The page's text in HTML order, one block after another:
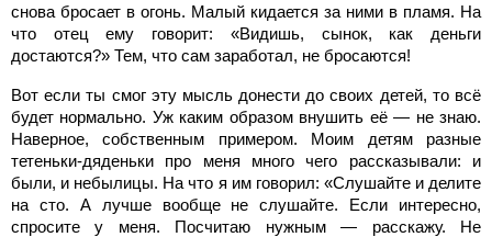
снова бросает в огонь. Малый кидается за ними в пламя. На
что отец ему говорит: «Видишь, сынок, как деньги
достаются?» Тем, что сам заработал, не бросаются!
Вот если ты смог эту мысль донести до своих детей, то всё
будет нормально. Уж каким образом внушить её — не знаю.
Наверное, собственным примером. Моим детям разные
тетеньки-дяденьки про меня много чего рассказывали: и
были, и небылицы. На что я им говорил: «Слушайте и делите
на сто. А лучше вообще не слушайте. Если интересно,
спросите у меня. Посчитаю нужным — расскажу. Не